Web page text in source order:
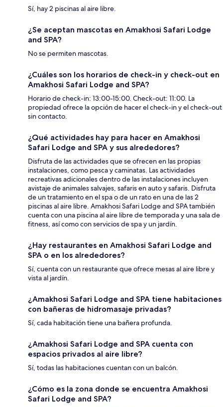
Sí, hay 2 piscinas al aire libre.
¿Se aceptan mascotas en Amakhosi Safari Lodge
and SPA?
No se permiten mascotas.
¿Cuáles son los horarios de check-in y check-out en
Amakhosi Safari Lodge and SPA?
Horario de check-in: 13:00-15:00. Check-out: 11:00. La
propiedad ofrece la opción de hacer el check-in y el check-out
sin contacto.
¿Qué actividades hay para hacer en Amakhosi
Safari Lodge and SPA y sus alrededores?
Disfruta de las actividades que se ofrecen en las propias
instalaciones, como pesca y caminatas. Las actividades
recreativas adicionales dentro de las instalaciones incluyen
avistaje de animales salvajes, safaris en auto y safaris. Disfruta
de un tratamiento en el spa o de un rato en una de las 2
piscinas al aire libre. Amakhosi Safari Lodge and SPA también
cuenta con una piscina al aire libre de temporada y una sala de
fitness, así como con servicios de spa y un jardín.
¿Hay restaurantes en Amakhosi Safari Lodge and
SPA o en los alrededores?
Sí, cuenta con un restaurante que ofrece mesas al aire libre y
vista al jardín.
¿Amakhosi Safari Lodge and SPA tiene habitaciones
con bañeras de hidromasaje privadas?
Sí, cada habitación tiene una bañera profunda.
¿Amakhosi Safari Lodge and SPA cuenta con
espacios privados al aire libre?
Sí, todas las habitaciones cuentan con un balcón.
¿Cómo es la zona donde se encuentra Amakhosi
Safari Lodge and SPA?